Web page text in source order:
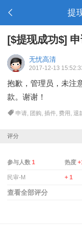
提
[$提现成功$]
无忧高清
2017-12-13
抱歉，管理员，未注
款。谢谢！
申请, 团购,插件, 费用 ,退
评分
参与人数 1 热度
民审-M + 1
查看全部评分